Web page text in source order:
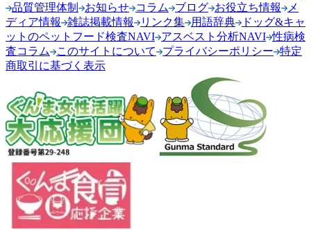
品質管理体制
お知らせ コラム ブログ お役立ち情報
メ
ディア情報
雑誌掲載情報 リンク集 用語辞典
ドッグ&キャ
ットのペットフード検査NAVI アスベスト分析NAVI 性病検
査コラム
このサイトについて プライバシーポリシー 特定
商取引に基づく表示